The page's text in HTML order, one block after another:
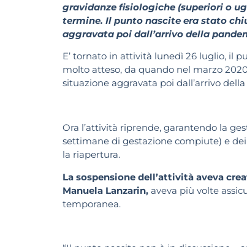
gravidanze fisiologiche (superiori o
termine. Il punto nascite era stato
aggravata poi dall’arrivo della
E’ tornato in attività lunedì 26 luglio, il
molto atteso, da quando nel marzo
situazione aggravata poi dall’arrivo
Ora l’attività riprende, garantendo la
settimane di gestazione compiute) e
la riapertura.
La sospensione dell’attività aveva
Manuela Lanzarin, aveva più volte
temporanea.